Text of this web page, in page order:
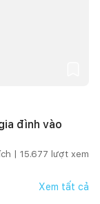
đình vào
| 15.677 lượt xem
Xem tất cả